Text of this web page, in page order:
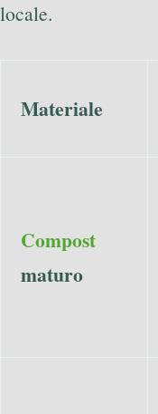
locale.
Materiale
Compost
maturo